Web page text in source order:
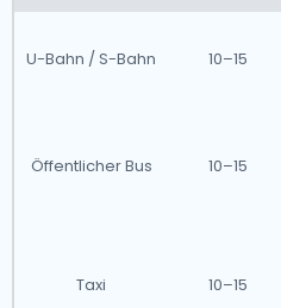
U-Bahn / S-Bahn 10–15
Öffentlicher Bus 10–15
Taxi 10–15